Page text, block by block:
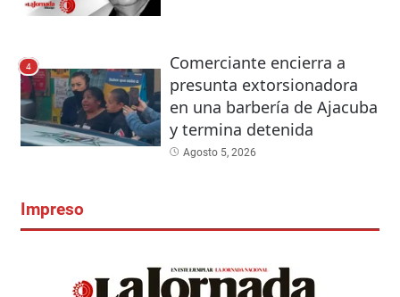
4
Comerciante encierra a
presunta extorsionadora
en una barbería de Ajacuba
y termina detenida
Agosto 5, 2026
Impreso